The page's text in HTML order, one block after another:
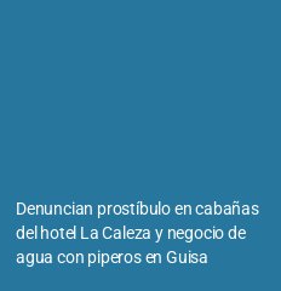
Denuncian prostíbulo en cabañas
del hotel La Caleza y negocio de
agua con piperos en Guisa